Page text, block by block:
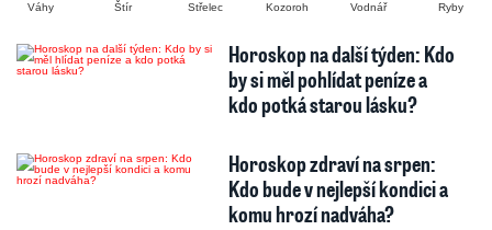
Váhy Štír Střelec Kozoroh Vodnář Ryby
Horoskop na další týden: Kdo
by si měl pohlídat peníze a
kdo potká starou lásku?
Horoskop zdraví na srpen:
Kdo bude v nejlepší kondici a
komu hrozí nadváha?